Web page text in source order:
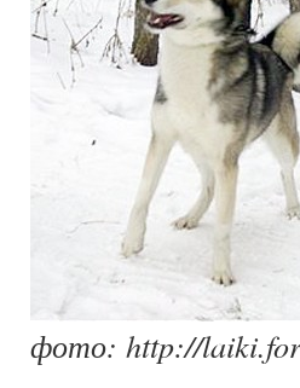
фото: http://